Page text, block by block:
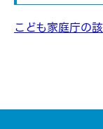
こども家庭庁の